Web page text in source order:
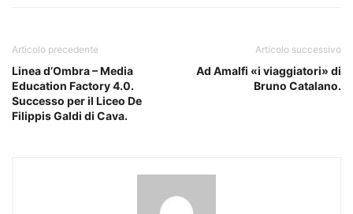
Articolo precedente
Linea d’Ombra – Media
Education Factory 4.0.
Successo per il Liceo De
Filippis Galdi di Cava.
Articolo successivo
Ad Amalfi «i viaggiatori» di
Bruno Catalano.